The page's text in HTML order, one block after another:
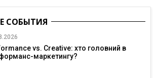
СОБЫТИЯ
vs. Creative: хто головний в
маркетингу?